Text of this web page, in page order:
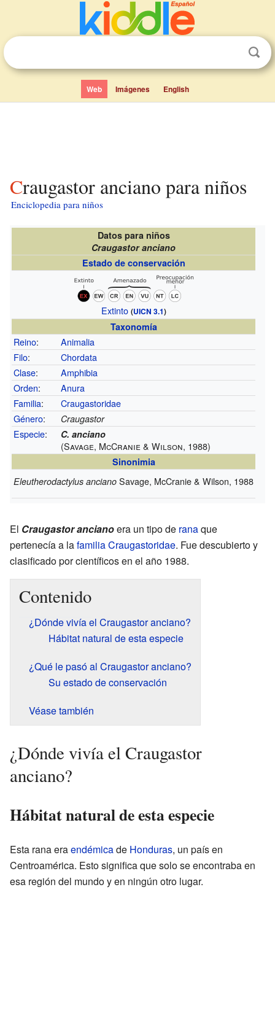
Web Imágenes English
Craugastor anciano para niños
Enciclopedia para niños
Datos para niños
Craugastor anciano
Estado de conservación
Extinto (UICN 3.1)
Taxonomía
Reino:
Animalia
Filo:
Chordata
Clase:
Amphibia
Orden:
Anura
Familia:
Craugastoridae
Género: Craugastor
Especie: C. anciano
(Savage, McCranie & Wilson, 1988)
Sinonimia
Eleutherodactylus anciano Savage, McCranie & Wilson, 1988
El Craugastor ancianoera un tipo de ranaque
pertenecía a lafamiliaCraugastoridae. Fue descubierto y
clasificado por científicos en el año 1988.
Contenido
¿Dónde vivía el Craugastor anciano?
Hábitat natural de esta especie
¿Qué le pasó al Craugastor anciano?
Su estado de conservación
Véase también
¿Dónde vivía el Craugastor
anciano?
Hábitat natural de esta especie
Esta rana eraendémicade Honduras, un país en
Centroamérica. Esto significa que solo se encontraba en
esa región del mundo y en ningún otro lugar.